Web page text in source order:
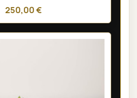
250,00 €